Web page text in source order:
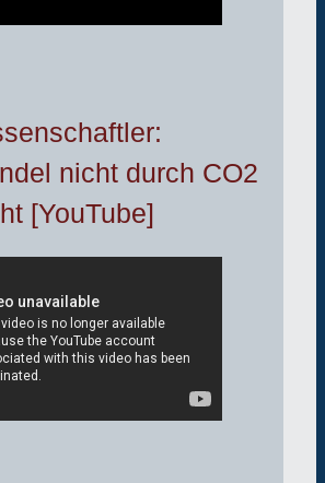
nicht durch CO2
[YouTube]